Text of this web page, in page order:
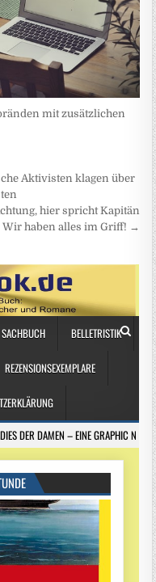
mit zusätzlichen
Aktivisten klagen über
hier spricht Kapitän
haben alles im Griff! →